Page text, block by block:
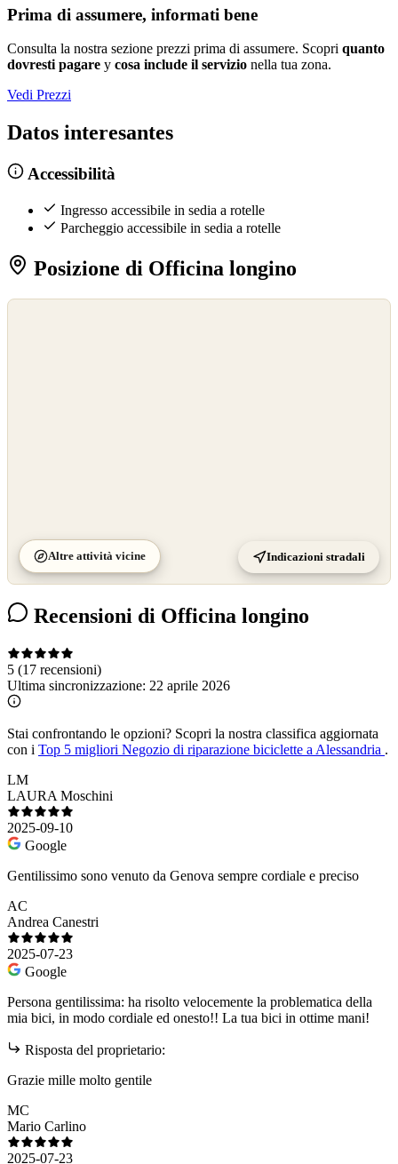
Prima di assumere, informati bene
Consulta la nostra sezione prezzi prima di assumere. Scopri quanto
dovresti pagare y cosa include il servizio nella tua zona.
Vedi Prezzi
Datos interesantes
Accessibilità
Ingresso accessibile in sedia a rotelle
Parcheggio accessibile in sedia a rotelle
Posizione di Officina longino
Altre attività vicine Indicazioni stradali
Recensioni di Officina longino
5 (17 recensioni)
Ultima sincronizzazione: 22 aprile 2026
Stai confrontando le opzioni? Scopri la nostra classifica aggiornata
con i Top 5 migliori Negozio di riparazione biciclette a Alessandria .
LM
LAURA Moschini
2025-09-10
Google
Gentilissimo sono venuto da Genova sempre cordiale e preciso
AC
Andrea Canestri
2025-07-23
Google
Persona gentilissima: ha risolto velocemente la problematica della
mia bici, in modo cordiale ed onesto!! La tua bici in ottime mani!
Risposta del proprietario:
Grazie mille molto gentile
MC
Mario Carlino
2025-07-23